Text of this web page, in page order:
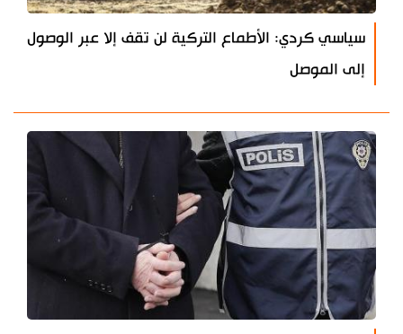
سياسي كردي: الأطماع التركية لن تقف إلا عبر الوصول
إلى الموصل